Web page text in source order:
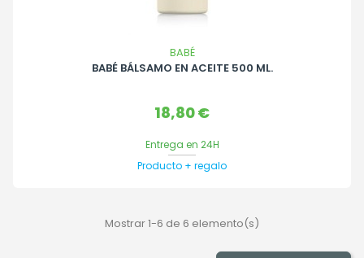
BABÉ
BABÉ BÁLSAMO EN ACEITE 500 ML.
Precio
18,80 €
Entrega en 24H
Producto + regalo
Mostrar 1-6 de 6 elemento(s)